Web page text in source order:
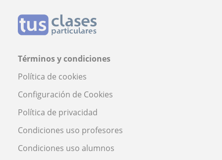
Términos y condiciones
Política de cookies
Configuración de Cookies
Política de privacidad
Condiciones uso profesores
Condiciones uso alumnos